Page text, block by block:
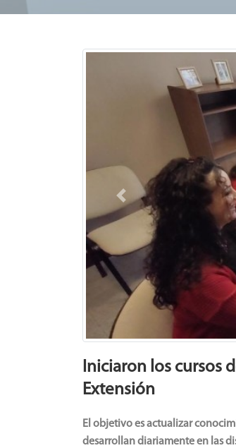
Previous
Iniciaron los cursos
Extensión
El objetivo es actualizar
desarrollan diariamente en las